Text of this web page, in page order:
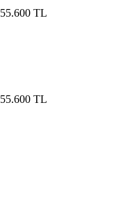
55.600 TL
55.600 TL